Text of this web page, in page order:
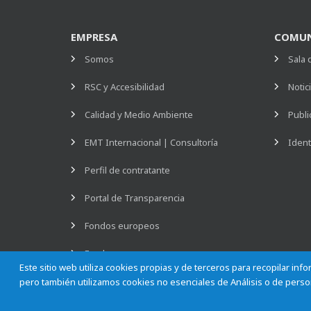
Este sitio web utiliza cookies propias y de terceros para recopilar
pero también utilizamos cookies no esenciales de Análisis o de
EMPRESA
Somos
RSC y Accesibilidad
Calidad y Medio Ambiente
EMT Internacional | Consultoría
Perfil de contratante
Portal de Transparencia
Fondos europeos
Empleo
Sala